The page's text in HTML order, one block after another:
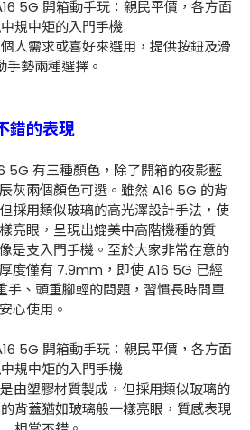
人需求或喜好來選用，提供按鈕及滑
手勢兩種選擇。
錯的表現
5G 有三種顏色，除了開箱的夜影藍
灰兩個顏色可選。雖然 A16 5G 的背
採用類似玻璃的高光澤設計手法，使
亮眼，呈現出媲美中高階機種的質
是支入門手機。至於大家非常在意的
度僅有 7.9mm，即使 A16 5G 已經
手、頭重腳輕的問題，習慣長時間單
心使用。
由塑膠材質製成，但採用類似玻璃的
背蓋猶如玻璃般一樣亮眼，質感表現